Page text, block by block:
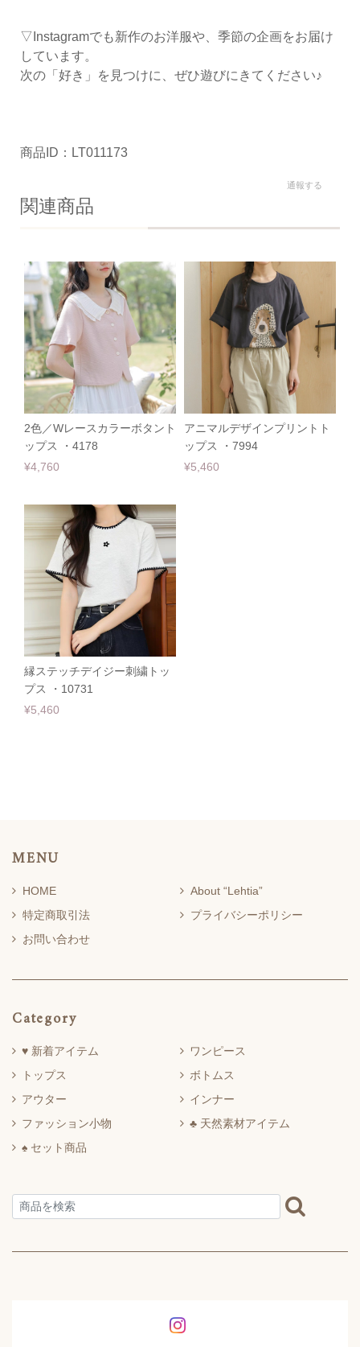
▽Instagramでも新作のお洋服や、季節の企画をお届け
しています。
次の「好き」を見つけに、ぜひ遊びにきてください♪
商品ID：LT011173
通報する
関連商品
2色／Wレースカラーボタント
ップス ・4178
¥4,760
アニマルデザインプリントト
ップス ・7994
¥5,460
縁ステッチデイジー刺繍トッ
プス ・10731
¥5,460
MENU
HOME
About “Lehtia”
特定商取引法
プライバシーポリシー
お問い合わせ
Category
♥ 新着アイテム
ワンピース
トップス
ボトムス
アウター
インナー
ファッション小物
♣ 天然素材アイテム
♠ セット商品